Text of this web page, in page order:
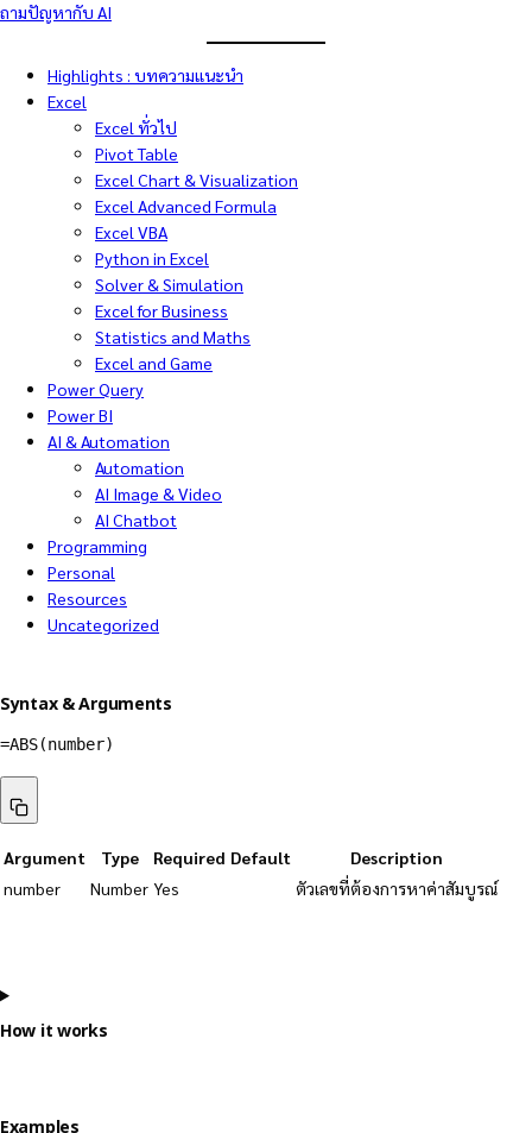
ถามปัญหากับ AI
Highlights : บทความแนะนำ
Excel
Excel ทั่วไป
Pivot Table
Excel Chart & Visualization
Excel Advanced Formula
Excel VBA
Python in Excel
Solver & Simulation
Excel for Business
Statistics and Maths
Excel and Game
Power Query
Power BI
AI & Automation
Automation
AI Image & Video
AI Chatbot
Programming
Personal
Resources
Uncategorized
Syntax & Arguments
=ABS(number)
Argument Type Required Default
Description
number
Number Yes ตัวเลขที่ต้องการหาค่าสัมบูรณ์
How it works
Examples